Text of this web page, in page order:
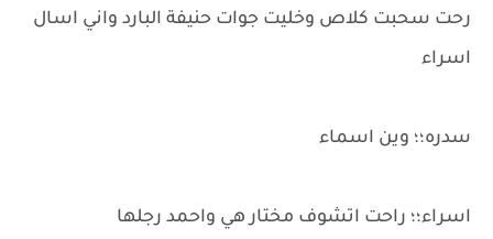
رحت سحبت كلاص وخليت جوات حنيفة البارد واني اسال
اسراء
سدره؛؛ وين اسماء
اسراء؛؛ راحت اتشوف مختار هي واحمد رجلها